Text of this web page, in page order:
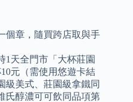
個章，隨買跨店取與手
1天全門市「大杯莊園
元（需使用悠遊卡結
級美式、莊園級拿鐵同
氏醇濃可可飲同品項第